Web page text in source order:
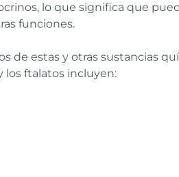
lo que significa que
funciones.
de estas y otras sustancias
los ftalatos incluyen: